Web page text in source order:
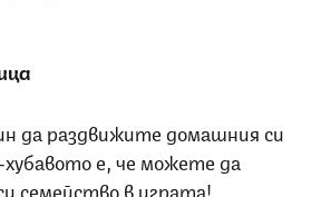
да раздвижите домашния си
е, че можете да
семейство в играта!